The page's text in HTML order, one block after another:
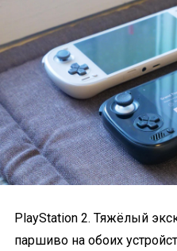
PlayStation 2. Тяжёлый
паршиво на обоих